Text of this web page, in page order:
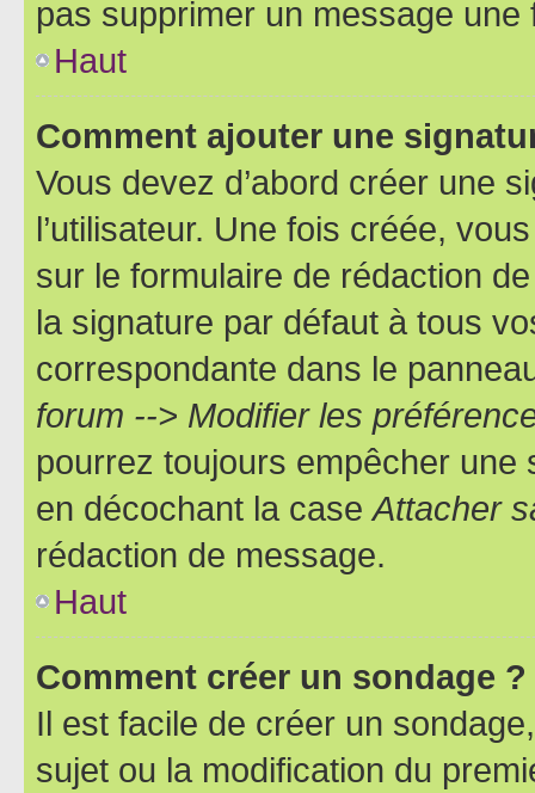
pas supprimer un message une
Haut
Comment ajouter une
Vous devez d’abord créer une
l’utilisateur. Une fois créée,
sur le formulaire de rédaction
la signature par défaut à tous
correspondante dans le
forum --> Modifier les
pourrez toujours empêcher une
en décochant la caseAttacher
rédaction de message.
Haut
Comment créer un sondage ?
Il est facile de créer un
sujet ou la modification du